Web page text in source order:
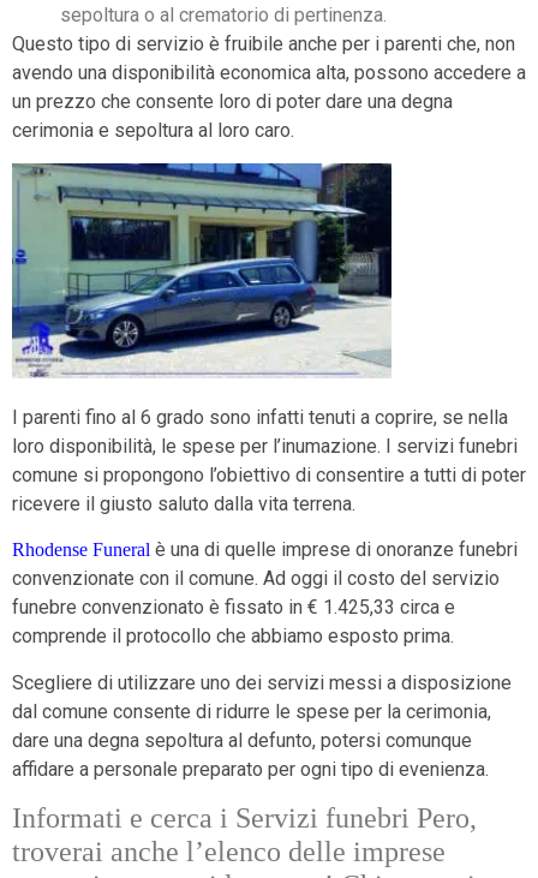
sepoltura o al crematorio di pertinenza.
Questo tipo di servizio è fruibile anche per i parenti che, non
avendo una disponibilità economica alta, possono accedere a
un prezzo che consente loro di poter dare una degna
cerimonia e sepoltura al loro caro.
I parenti fino al 6 grado sono infatti tenuti a coprire, se nella
loro disponibilità, le spese per l’inumazione. I servizi funebri
comune si propongono l’obiettivo di consentire a tutti di poter
ricevere il giusto saluto dalla vita terrena.
Rhodense Funeral è una di quelle imprese di onoranze funebri
convenzionate con il comune. Ad oggi il costo del servizio
funebre convenzionato è fissato in € 1.425,33 circa e
comprende il protocollo che abbiamo esposto prima.
Scegliere di utilizzare uno dei servizi messi a disposizione
dal comune consente di ridurre le spese per la cerimonia,
dare una degna sepoltura al defunto, potersi comunque
affidare a personale preparato per ogni tipo di evenienza.
Informati e cerca i Servizi funebri Pero,
troverai anche l’elenco delle imprese